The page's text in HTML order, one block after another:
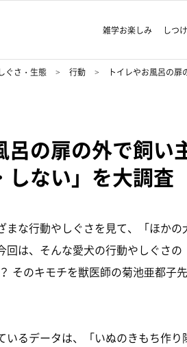
雑学お楽しみ しつけ
しぐさ・生態 行動 トイレやお風呂の
呂の扉の外で飼い
しない」を大調査
まな行動やしぐさを見て、「ほか
は、そんな愛犬の行動やしぐさの
そのキモチを獣医師の菊池亜都子
るデータは、「いぬのきもち作り